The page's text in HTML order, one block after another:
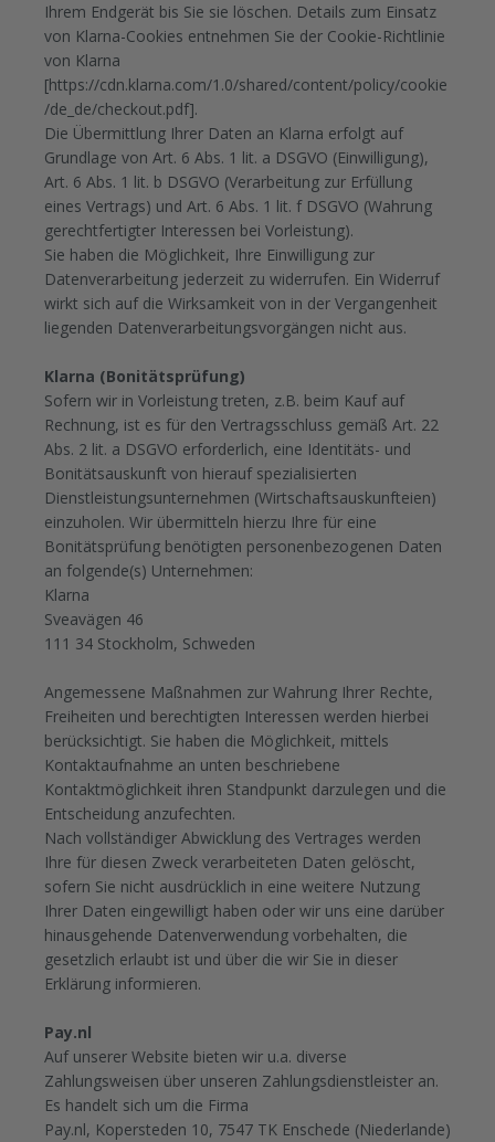
Ihrem Endgerät bis Sie sie löschen. Details zum Einsatz
von Klarna-Cookies entnehmen Sie der Cookie-Richtlinie
von Klarna
[https://cdn.klarna.com/1.0/shared/content/policy/cookie
/de_de/checkout.pdf].
Die Übermittlung Ihrer Daten an Klarna erfolgt auf
Grundlage von Art. 6 Abs. 1 lit. a DSGVO (Einwilligung),
Art. 6 Abs. 1 lit. b DSGVO (Verarbeitung zur Erfüllung
eines Vertrags) und Art. 6 Abs. 1 lit. f DSGVO (Wahrung
gerechtfertigter Interessen bei Vorleistung).
Sie haben die Möglichkeit, Ihre Einwilligung zur
Datenverarbeitung jederzeit zu widerrufen. Ein Widerruf
wirkt sich auf die Wirksamkeit von in der Vergangenheit
liegenden Datenverarbeitungsvorgängen nicht aus.
Klarna (Bonitätsprüfung)
Sofern wir in Vorleistung treten, z.B. beim Kauf auf
Rechnung, ist es für den Vertragsschluss gemäß Art. 22
Abs. 2 lit. a DSGVO erforderlich, eine Identitäts- und
Bonitätsauskunft von hierauf spezialisierten
Dienstleistungsunternehmen (Wirtschaftsauskunfteien)
einzuholen. Wir übermitteln hierzu Ihre für eine
Bonitätsprüfung benötigten personenbezogenen Daten
an folgende(s) Unternehmen:
Klarna
Sveavägen 46
111 34 Stockholm, Schweden
Angemessene Maßnahmen zur Wahrung Ihrer Rechte,
Freiheiten und berechtigten Interessen werden hierbei
berücksichtigt. Sie haben die Möglichkeit, mittels
Kontaktaufnahme an unten beschriebene
Kontaktmöglichkeit ihren Standpunkt darzulegen und die
Entscheidung anzufechten.
Nach vollständiger Abwicklung des Vertrages werden
Ihre für diesen Zweck verarbeiteten Daten gelöscht,
sofern Sie nicht ausdrücklich in eine weitere Nutzung
Ihrer Daten eingewilligt haben oder wir uns eine darüber
hinausgehende Datenverwendung vorbehalten, die
gesetzlich erlaubt ist und über die wir Sie in dieser
Erklärung informieren.
Pay.nl
Auf unserer Website bieten wir u.a. diverse
Zahlungsweisen über unseren Zahlungsdienstleister an.
Es handelt sich um die Firma
Pay.nl, Kopersteden 10, 7547 TK Enschede (Niederlande)